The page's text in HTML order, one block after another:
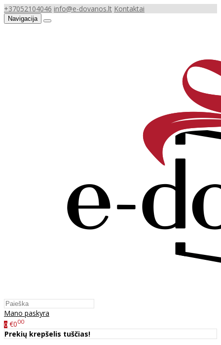
+37052104046 info@e-dovanos.lt Kontaktai
Navigacija
Mano paskyra
0 €000
Prekių krepšelis tuščias!